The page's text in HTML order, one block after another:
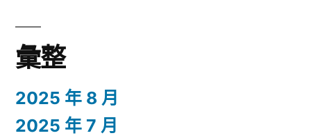
彙整
2025 年 8 月
2025 年 7 月